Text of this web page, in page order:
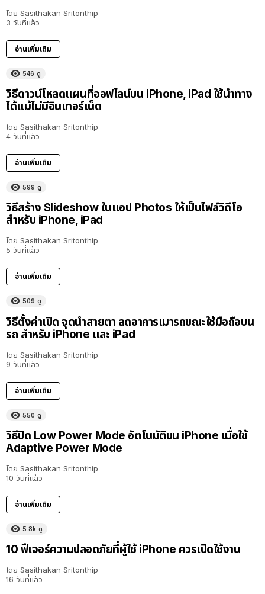
โดย Sasithakan Sritonthip
3 วันที่แล้ว
อ่านเพิ่มเติม
546 ดู
วิธีดาวน์โหลดแผนที่ออฟไลน์บน iPhone, iPad ใช้นำทาง
ได้แม้ไม่มีอินเทอร์เน็ต
โดย Sasithakan Sritonthip
4 วันที่แล้ว
อ่านเพิ่มเติม
599 ดู
วิธีสร้าง Slideshow ในแอป Photos ให้เป็นไฟล์วิดีโอ
สำหรับ iPhone, iPad
โดย Sasithakan Sritonthip
5 วันที่แล้ว
อ่านเพิ่มเติม
509 ดู
วิธีตั้งค่าเปิด จุดนำสายตา ลดอาการเมารถขณะใช้มือถือบน
รถ สำหรับ iPhone และ iPad
โดย Sasithakan Sritonthip
9 วันที่แล้ว
อ่านเพิ่มเติม
550 ดู
วิธีปิด Low Power Mode อัตโนมัติบน iPhone เมื่อใช้
Adaptive Power Mode
โดย Sasithakan Sritonthip
10 วันที่แล้ว
อ่านเพิ่มเติม
5.8k ดู
10 ฟีเจอร์ความปลอดภัยที่ผู้ใช้ iPhone ควรเปิดใช้งาน
โดย Sasithakan Sritonthip
16 วันที่แล้ว